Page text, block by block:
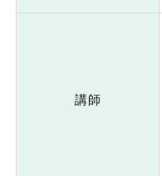
講師